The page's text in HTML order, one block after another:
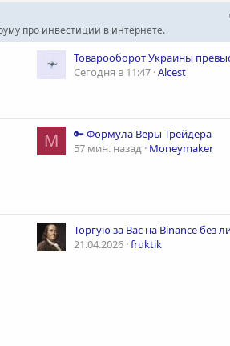
про инвестиции в интернете.
Сегодня в 11:47 Alcest
M
🔑 Формула Веры Трейдера
57 мин. назад Moneymaker
21.04.2026 fruktik